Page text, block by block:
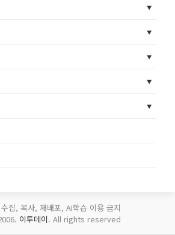
집, 복사, 재배포, AI학습 이용 금지
이투데이. All rights reserved